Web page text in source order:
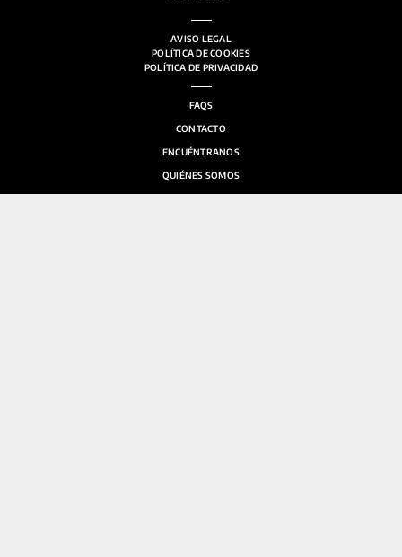
AVISO LEGAL
POLÍTICA DE COOKIES
POLÍTICA DE PRIVACIDAD
FAQS
CONTACTO
ENCUÉNTRANOS
QUIÉNES SOMOS